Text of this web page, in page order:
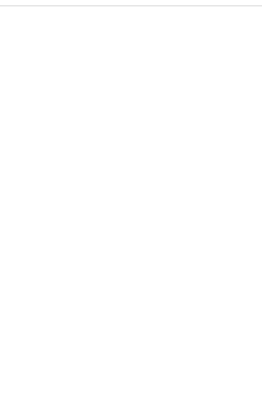
бесплатная доставка.
СДЭК (Азербайджан, Армения,
Туркмения, Узбекистан,
из наших бутиков. Заказ
отправкой.
документов и в